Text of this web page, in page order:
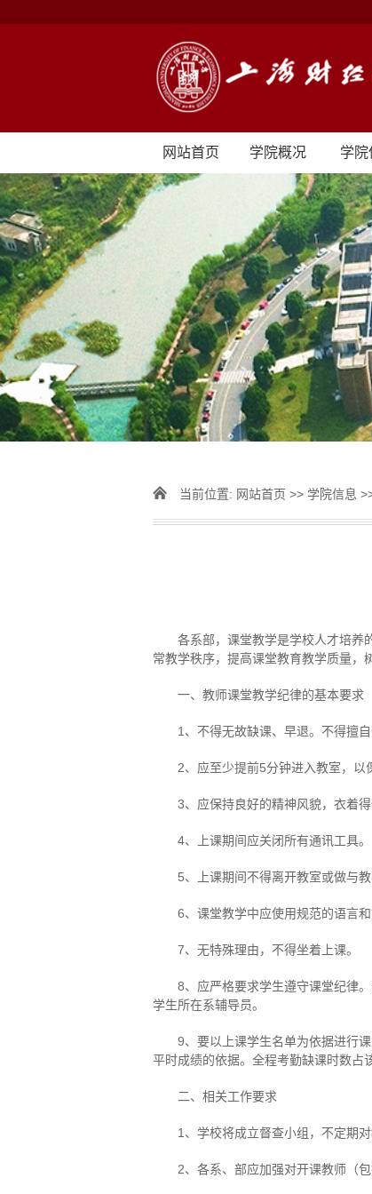
网站首页 学院概况 学院
当前位置: 网站首页 >> 学院信息
各系部，课堂教学是学校人才培养
常教学秩序，提高课堂教育教学质量，
一、教师课堂教学纪律的基本要求
1、不得无故缺课、早退。不得擅
2、应至少提前5分钟进入教室，以
3、应保持良好的精神风貌，衣着得
4、上课期间应关闭所有通讯工具。
5、上课期间不得离开教室或做与教
6、课堂教学中应使用规范的语言
7、无特殊理由，不得坐着上课。
8、应严格要求学生遵守课堂纪律
学生所在系辅导员。
9、要以上课学生名单为依据进行
平时成绩的依据。全程考勤缺课时数占
二、相关工作要求
1、学校将成立督查小组，不定期
2、各系、部应加强对开课教师（